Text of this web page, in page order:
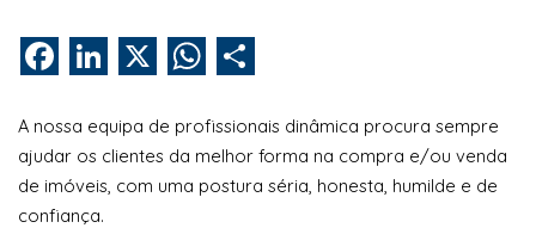
FacebookLinkedIn WhatsApp
A nossa equipa de profissionais dinâmica procura sempre
ajudar os clientes da melhor forma na compra e/ou venda
de imóveis, com uma postura séria, honesta, humilde e de
confiança.